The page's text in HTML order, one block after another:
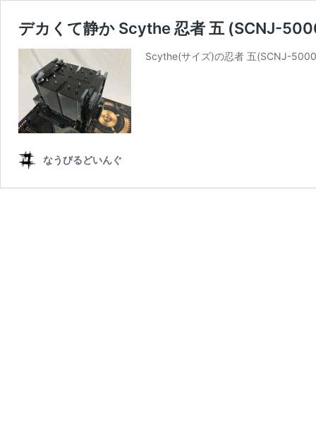
デカくて静か Scythe 忍者 五 (SCNJ-
Scythe(サイズ)の忍者 五(SCNJ-
なうびるどいんぐ